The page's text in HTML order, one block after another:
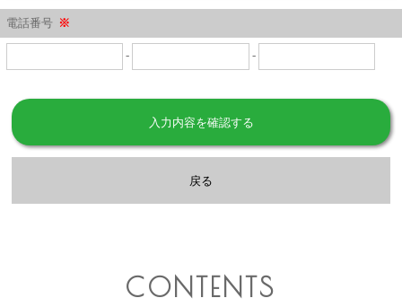
電話番号 ※
- -
入力内容を確認する
戻る
CONTENTS